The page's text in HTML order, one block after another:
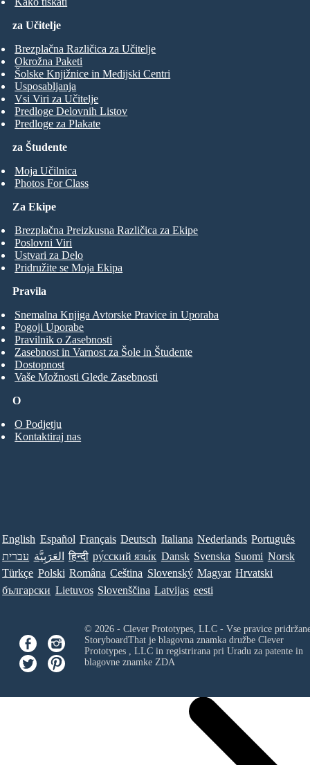
za Študente
Moja Učilnica
Photos For Class
za Učitelje
Brezplačna Različica za Učitelje
Okrožna Paketi
Šolske Knjižnice in Medijski Centri
Usposabljanja
Vsi Viri za Učitelje
Predloge Delovnih Listov
Predloge za Plakate
Za Ekipe
Brezplačna Preizkusna Različica za Ekipe
Poslovni Viri
Ustvari za Delo
Pridružite se Moja Ekipa
O
O Podjetju
Kontaktiraj nas
Pravila
Snemalna Knjiga Avtorske Pravice in Uporaba
Pogoji Uporabe
Pravilnik o Zasebnosti
Zasebnost in Varnost za Šole in Študente
Dostopnost
Vaše Možnosti Glede Zasebnosti
English Español Français Deutsch Italiana Nederlands Português
עברית العَرَبِيَّة हिन्दी ру́сский язы́к Dansk Svenska Suomi Norsk
Türkçe Polski Româna Ceština Slovenský Magyar Hrvatski
български Lietuvos Slovenščina Latvijas eesti
© 2026 - Clever Prototypes, LLC - Vse pravice
StoryboardThat je blagovna znamka družbe Clever
Prototypes , LLCin registrirana pri Uradu za patente in
blagovne znamke ZDA